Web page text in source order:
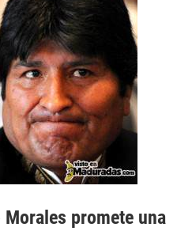
Morales promete una